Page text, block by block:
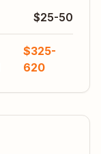
$25-50
$325-
620